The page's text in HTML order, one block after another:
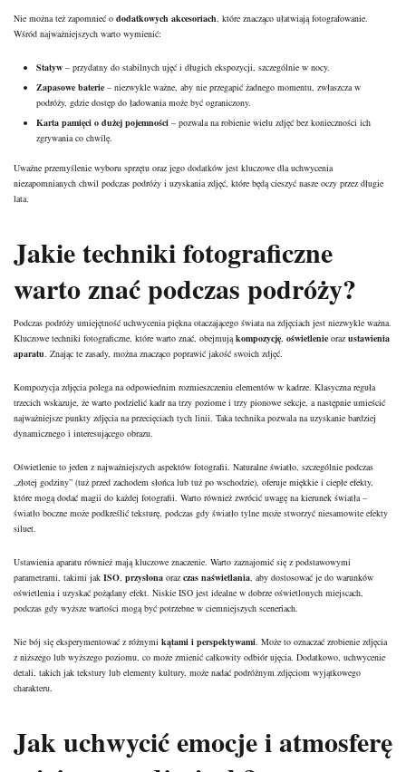
Nie można też zapomnieć o dodatkowych akcesoriach , które znacząco ułatwiają fotografowanie.
Wśród najważniejszych warto wymienić:
Statyw – przydatny do stabilnych ujęć i długich ekspozycji, szczególnie w nocy.
Zapasowe baterie – niezwykle ważne, aby nie przegapić żadnego momentu, zwłaszcza w
podróży, gdzie dostęp do ładowania może być ograniczony.
Karta pamięci o dużej pojemności – pozwala na robienie wielu zdjęć bez konieczności ich
zgrywania co chwilę.
Uważne przemyślenie wyboru sprzętu oraz jego dodatków jest kluczowe dla uchwycenia
niezapomnianych chwil podczas podróży i uzyskania zdjęć, które będą cieszyć nasze oczy przez długie
lata.
Jakie techniki fotograficzne
warto znać podczas podróży?
Podczas podróży umiejętność uchwycenia piękna otaczającego świata na zdjęciach jest niezwykle ważna.
Kluczowe techniki fotograficzne, które warto znać, obejmują kompozycję oświetlenie oraz ustawienia
aparatu . Znając te zasady, można znacząco poprawić jakość swoich zdjęć.
Kompozycja zdjęcia polega na odpowiednim rozmieszczeniu elementów w kadrze. Klasyczna reguła
trzecich wskazuje, że warto podzielić kadr na trzy poziome i trzy pionowe sekcje, a następnie umieścić
najważniejsze punkty zdjęcia na przecięciach tych linii. Taka technika pozwala na uzyskanie bardziej
dynamicznego i interesującego obrazu.
Oświetlenie to jeden z najważniejszych aspektów fotografii. Naturalne światło, szczególnie podczas
„złotej godziny” (tuż przed zachodem słońca lub tuż po wschodzie), oferuje miękkie i ciepłe efekty,
które mogą dodać magii do każdej fotografii. Warto również zwrócić uwagę na kierunek światła –
światło boczne może podkreślić teksturę, podczas gdy światło tylne może stworzyć niesamowite efekty
siluet.
Ustawienia aparatu również mają kluczowe znaczenie. Warto zaznajomić się z podstawowymi
parametrami, takimi jak ISO przysłona oraz czas naświetlania , aby dostosować je do warunków
oświetlenia i uzyskać pożądany efekt. Niskie ISO jest idealne w dobrze oświetlonych miejscach,
podczas gdy wyższe wartości mogą być potrzebne w ciemniejszych sceneriach.
Nie bój się eksperymentować z różnymi kątami i perspektywami . Może to oznaczać zrobienie zdjęcia
z niższego lub wyższego poziomu, co może zmienić całkowity odbiór ujęcia. Dodatkowo, uchwycenie
detali, takich jak tekstury lub elementy kultury, może nadać podróżnym zdjęciom wyjątkowego
charakteru.
Jak uchwycić emocje i atmosferę